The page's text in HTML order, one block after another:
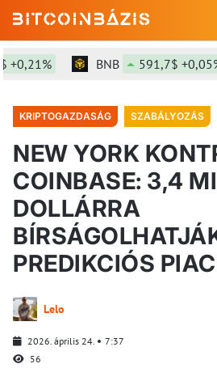
BNB 591,7$ +0,05%
KRIPTOGAZDASÁG SZABÁLYOZÁS
NEW YORK
COINBASE: 3,4
DOLLÁRRA
PREDIKCIÓS
Lelo
2026. április 24.
7:37
56